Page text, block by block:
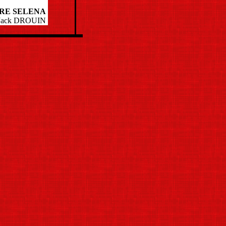
SELENA
DROUIN